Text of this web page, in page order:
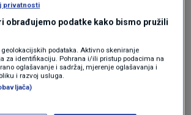
biti etiketiran kao "Dubai
je proizveden u Dubaiju ili ima
s Dubaijem.
uvoznik slastica Andreas Wilmers koji
proizvode iz Dubaija brenda Fex.
privatnosti
obrađujemo podatke kako bismo pružili
podataka. Aktivno skeniranje
za identifikaciju. Pohrana i/ili pristup podacima na
oglašavanje i sadržaj, mjerenje oglašavanja i
i razvoj usluga.